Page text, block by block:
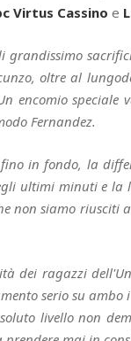
Virtus Cassino e
grandissimo
oltre al
encomio
Fernandez.
in fondo, la
ultimi minuti e
non siamo riusciti
dei ragazzi
serio su
livello non